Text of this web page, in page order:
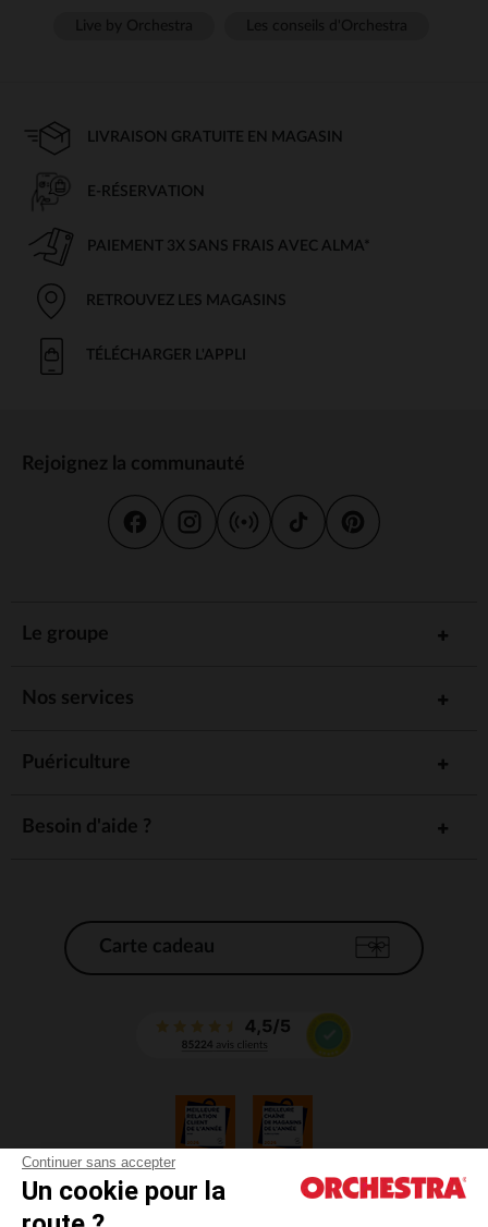
Continuer sans accepter
Un cookie pour la
LIVRAISON GRATUITE EN MAGASIN
E-RÉSERVATION
PAIEMENT 3X SANS FRAIS AVEC ALMA*
RETROUVEZ LES MAGASINS
TÉLÉCHARGER L'APPLI
Rejoignez la communauté
Le groupe
Nos services
Puériculture
Besoin d'aide ?
Carte cadeau